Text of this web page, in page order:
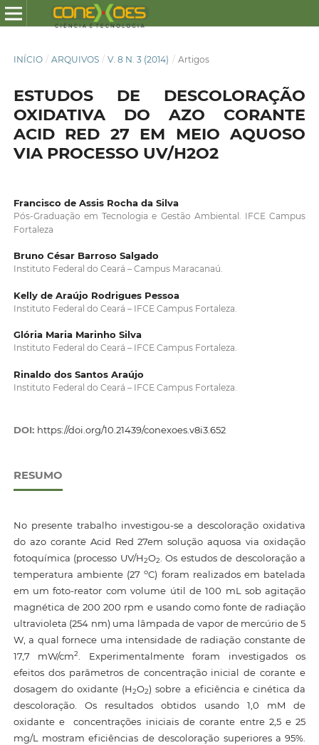
INÍCIO / ARQUIVOS / V. 8 N. 3 (2014) / Artigos
ESTUDOS DE DESCOLORAÇÃO
OXIDATIVA DO AZO CORANTE
ACID RED 27 EM MEIO AQUOSO
VIA PROCESSO UV/H2O2
Francisco de Assis Rocha da Silva
Pós-Graduação em Tecnologia e Gestão Ambiental. IFCE Campus
Fortaleza
Bruno César Barroso Salgado
Instituto Federal do Ceará – Campus Maracanaú.
Kelly de Araújo Rodrigues Pessoa
Instituto Federal do Ceará – IFCE Campus Fortaleza.
Glória Maria Marinho Silva
Instituto Federal do Ceará – IFCE Campus Fortaleza.
Rinaldo dos Santos Araújo
Instituto Federal do Ceará – IFCE Campus Fortaleza.
DOI: https://doi.org/10.21439/conexoes.v8i3.652
RESUMO
No presente trabalho investigou-se a descoloração oxidativa
do azo corante Acid Red 27em solução aquosa via oxidação
fotoquímica (processo UV/H2O2
. Os estudos de descoloração a
temperatura ambiente (27oC) foram realizados em batelada
em um foto-reator com volume útil de 100 mL sob agitação
magnética de 200 200 rpm e usando como fonte de radiação
ultravioleta (254 nm) uma lâmpada de vapor de mercúrio de 5
W, a qual fornece uma intensidade de radiação constante de
17,7 mW/cm2
. Experimentalmente foram investigados os
efeitos dos parâmetros de concentração inicial de corante e
dosagem do oxidante (H2O2) sobre a eficiência e cinética da
descoloração. Os resultados obtidos usando 1,0 mM de
oxidante e concentrações iniciais de corante entre 2,5 e 25
mg/L mostram eficiências de descoloração superiores a 95%.